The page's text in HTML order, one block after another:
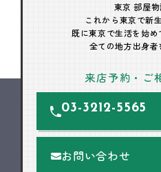
東京 部屋物
これから東京で新
既に東京で生活を始め
全ての地方出身者
来店予約・ご
03-3212-5565
お問い合わせ